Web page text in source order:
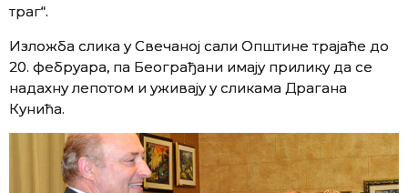
траг“.
Изложба слика у Свечаној сали Општине трајаће до
20. фебруара, па Београђани имају прилику да се
надахну лепотом и уживају у сликама Драгана
Кунића.